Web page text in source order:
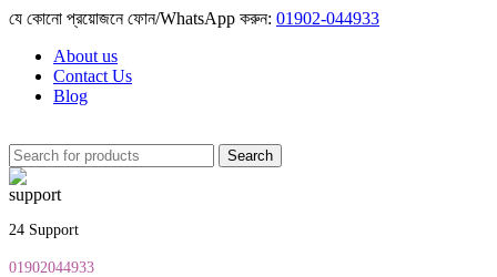
যে কোনো প্রয়োজনে ফোন/WhatsApp করুন: 01902-044933
About us
Contact Us
Blog
Search
24 Support
01902044933